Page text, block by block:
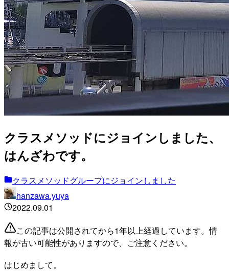
クラスメソッドにジョインしました、
はんざわです。
クラスメソッドグループにジョインしました
hanzawa.yuya
2022.09.01
この記事は公開されてから1年以上経過しています。情
報が古い可能性がありますので、ご注意ください。
はじめまして。